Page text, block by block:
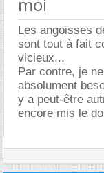
Les angoisses
sont tout à fait
vicieux...
Par contre, je
absolument
y a peut-être
encore mis le